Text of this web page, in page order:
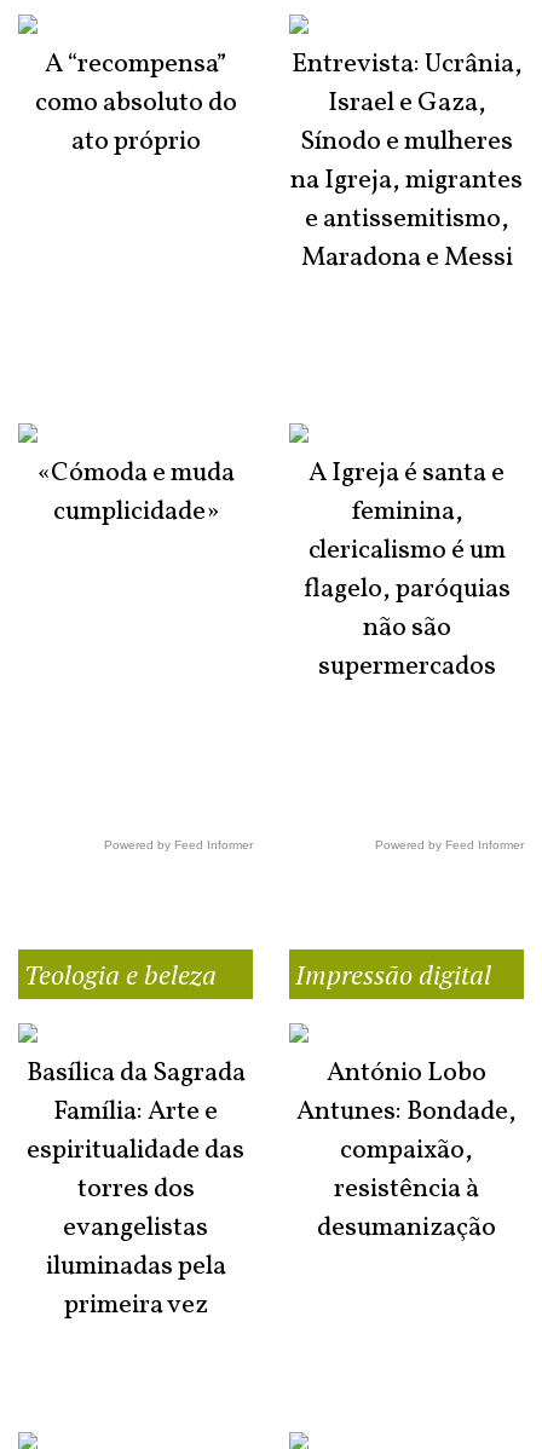
A “recompensa”
como absoluto do
ato próprio
«Cómoda e muda
cumplicidade»
Powered by Feed Informer
Entrevista: Ucrânia,
Israel e Gaza,
Sínodo e mulheres
na Igreja, migrantes
e antissemitismo,
Maradona e Messi
A Igreja é santa e
feminina,
clericalismo é um
flagelo, paróquias
não são
supermercados
Powered by Feed Informer
Teologia e beleza
Basílica da Sagrada
Família: Arte e
espiritualidade das
torres dos
evangelistas
iluminadas pela
primeira vez
Impressão digital
António Lobo
Antunes: Bondade,
compaixão,
resistência à
desumanização